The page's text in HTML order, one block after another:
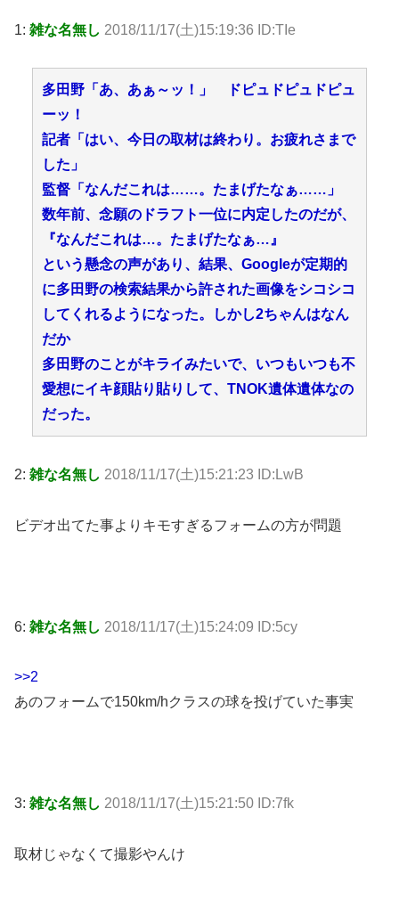
1: 雑な名無し 2018/11/17(土)15:19:36 ID:TIe
多田野「あ、あぁ～ッ！」 ドピュドピュドピュ
ーッ！
記者「はい、今日の取材は終わり。お疲れさまで
した」
監督「なんだこれは……。たまげたなぁ……」
数年前、念願のドラフト一位に内定したのだが、
『なんだこれは…。たまげたなぁ…』
という懸念の声があり、結果、Googleが定期的
に多田野の検索結果から許された画像をシコシコ
してくれるようになった。しかし2ちゃんはなん
だか
多田野のことがキライみたいで、いつもいつも不
愛想にイキ顔貼り貼りして、TNOK遺体遺体なの
だった。
2: 雑な名無し 2018/11/17(土)15:21:23 ID:LwB
ビデオ出てた事よりキモすぎるフォームの方が問題
6: 雑な名無し 2018/11/17(土)15:24:09 ID:5cy
>>2
あのフォームで150km/hクラスの球を投げていた事実
3: 雑な名無し 2018/11/17(土)15:21:50 ID:7fk
取材じゃなくて撮影やんけ